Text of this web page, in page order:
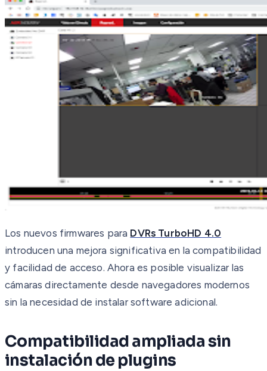
Los nuevos firmwares para DVRs TurboHD 4.0
introducen una mejora significativa en la compatibilidad
y facilidad de acceso. Ahora es posible visualizar las
cámaras directamente desde navegadores modernos
sin la necesidad de instalar software adicional.
Compatibilidad ampliada sin
instalación de plugins